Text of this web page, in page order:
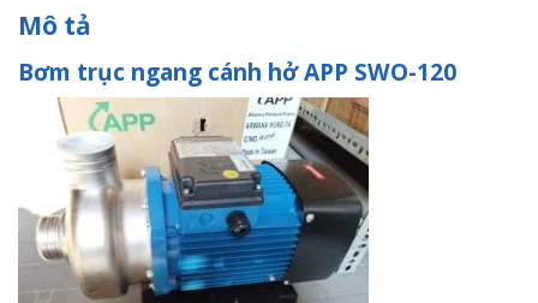
Mô tả
Bơm trục ngang cánh hở APP SWO-120